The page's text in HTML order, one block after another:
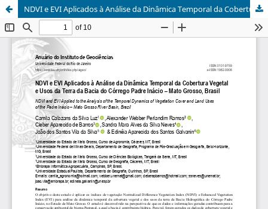
NDVI e EVI Aplicados à Análise da Dinâmica Temporal da Cobertura Vegetal e Usos da Terra da Bacia do Córrego Padre Inácio-Mato Grosso, Brasil